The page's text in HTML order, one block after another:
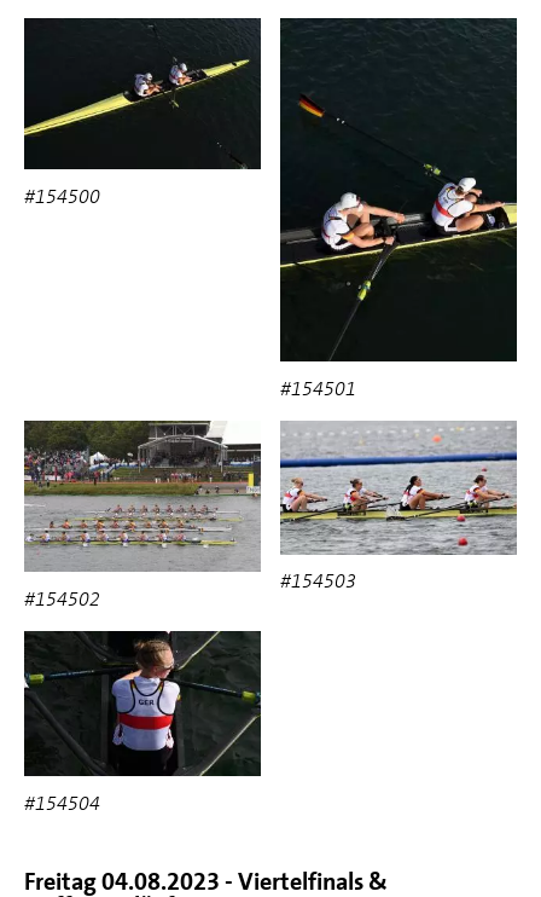
#154500
#154501
#154502
#154503
#154504
Freitag 04.08.2023 - Viertelfinals &